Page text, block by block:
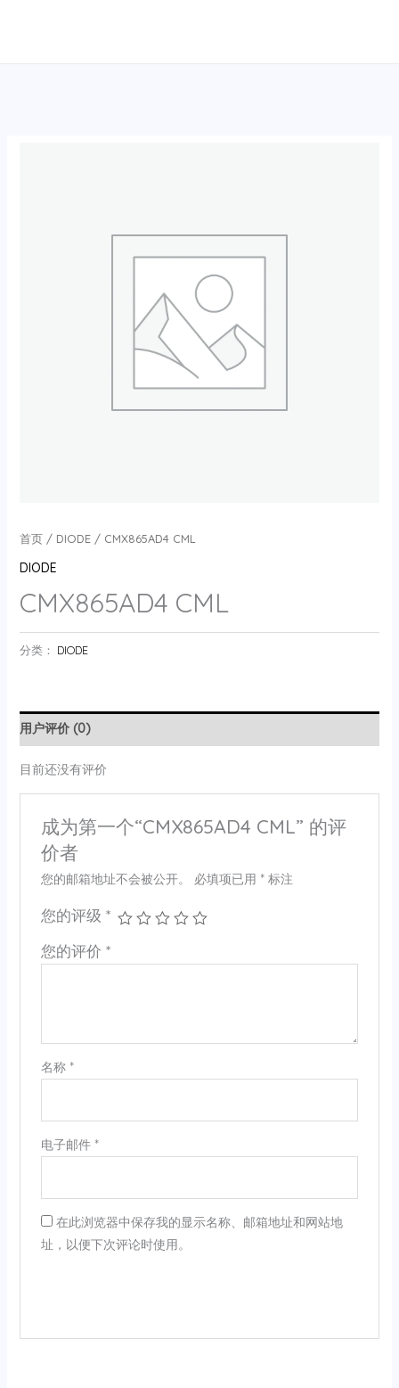
首页/ DIODE/ CMX865AD4 CML
DIODE
CMX865AD4 CML
分类： DIODE
用户评价 (0)
目前还没有评价
成为第一个“CMX865AD4 CML” 的评
价者
您的邮箱地址不会被公开。 必填项已用 *标注
您的评级 *
您的评价 *
名称 *
电子邮件 *
在此浏览器中保存我的显示名称、邮箱地址和网站地
址，以便下次评论时使用。